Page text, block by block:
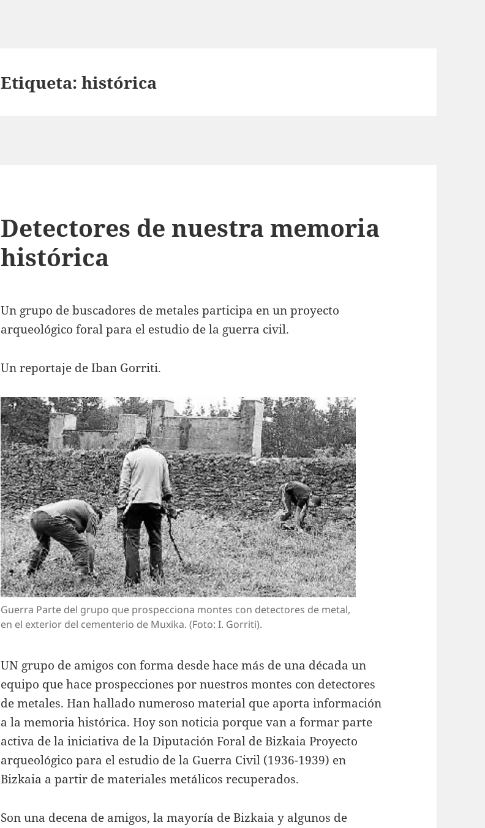
Etiqueta:histórica
Detectores de nuestra memoria
histórica
Un grupo de buscadores de metales participa en un proyecto
arqueológico foral para el estudio de la guerra civil.
Un reportaje de Iban Gorriti.
Guerra Parte del grupo que prospecciona montes con detectores de metal,
en el exterior del cementerio de Muxika. (Foto: I. Gorriti).
UN grupo de amigos con forma desde hace más de una década un
equipo que hace prospecciones por nuestros montes con detectores
de metales. Han hallado numeroso material que aporta información
a la memoria histórica. Hoy son noticia porque van a formar parte
activa de la iniciativa de la Diputación Foral de Bizkaia Proyecto
arqueológico para el estudio de la Guerra Civil (1936-1939) en
Bizkaia a partir de materiales metálicos recuperados.
Son una decena de amigos, la mayoría de Bizkaia y algunos de